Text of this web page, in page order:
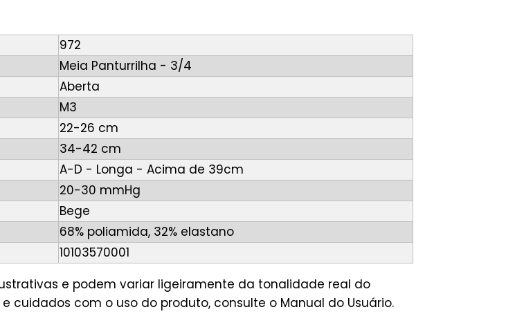
972
Meia Panturrilha - 3/4
Aberta
M3
22-26 cm
34-42 cm
A-D - Longa - Acima de 39cm
20-30 mmHg
Bege
68% poliamida, 32% elastano
10103570001
e podem variar ligeiramente da tonalidade real do
cuidados com o uso do produto, consulte o Manual do Usuário.